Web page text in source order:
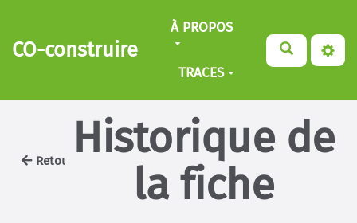
Aller au contenu principal
CO-construire
À PROPOS
TRACES
Retour
Historique de
la fiche